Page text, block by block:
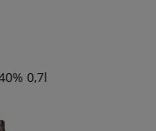
0,7l